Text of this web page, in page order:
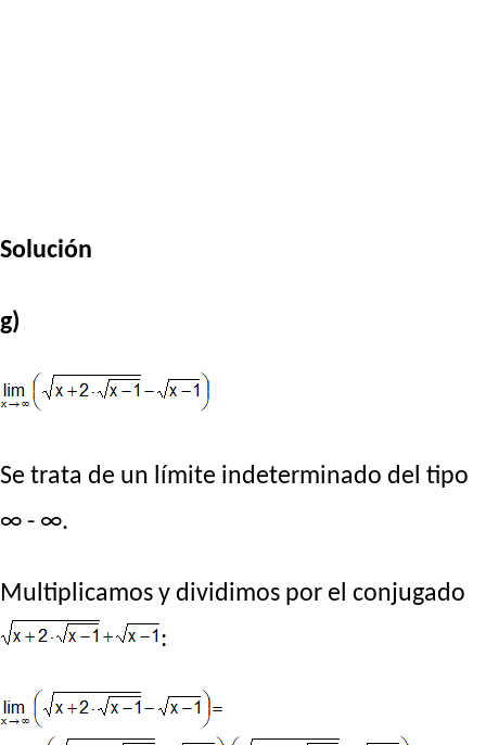
Solución
g)
Se trata de un límite indeterminado del tipo
∞ - ∞.
Multiplicamos y dividimos por el conjugado
: